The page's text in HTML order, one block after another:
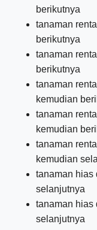
berikutnya
tanaman
berikutnya
tanaman
berikutnya
tanaman
kemudian
tanaman
kemudian
tanaman
kemudian
tanaman hias
selanjutnya
tanaman hias
selanjutnya